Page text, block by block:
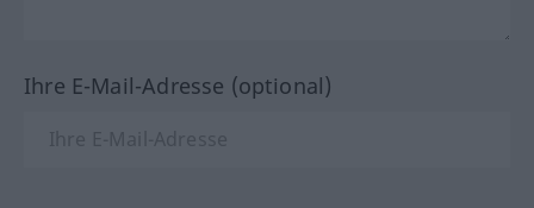
Ihre E-Mail-Adresse (optional)